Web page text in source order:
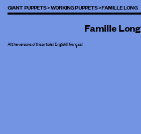
GIANT PUPPETS >WORKING PUPPETS >FAMILLE LONG
Famille Long
All the versions of this article:[English][français]